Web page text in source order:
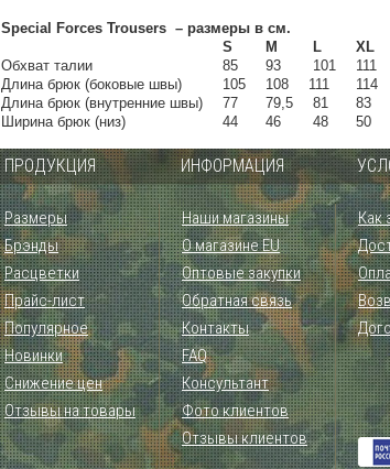
Special Forces Trousers – размеры в см.
S
M L XL
Обхват талии
85 93 101 111
Длина брюк (боковые швы)
105 108 111 114
Длина брюк (внутренние швы)
77 79,5 81 83
Ширина брюк (низ)
44 46 48 50
ПРОДУКЦИЯ ИНФОРМАЦИЯ
Размеры
Брэнды
Расцветки
Прайс-лист
Популярное
Новинки
Снижение цен
Отзывы на товары
Наши магазины
О магазине EU
Оптовые закупки
Обратная связь
Контакты
FAQ
Консультант
Фото клиентов
Отзывы клиентов
Как